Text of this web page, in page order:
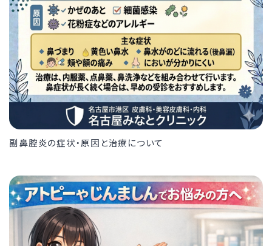
副鼻腔炎の症状・原因と治療について